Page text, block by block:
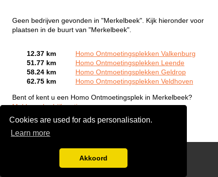
Cookies are used for ads personalisation.
Learn more
Akkoord
Geen bedrijven gevonden in "Merkelbeek". Kijk hieronder voor
plaatsen in de buurt van "Merkelbeek".
12.37 km
Homo Ontmoetingsplekken Valkenburg
51.77 km
Homo Ontmoetingsplekken Leende
58.24 km
Homo Ontmoetingsplekken Geldrop
62.75 km
Homo Ontmoetingsplekken Veldhoven
Bent of kent u een Homo Ontmoetingsplek in Merkelbeek?
Meld een bedrijf gratis aan